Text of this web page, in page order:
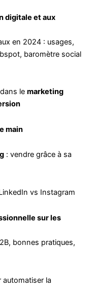
digitale et aux
en 2024 : usages,
baromètre social
dans lemarketing
main
: vendre grâce à sa
vs Instagram
sur les
bonnes pratiques,
automatiser la